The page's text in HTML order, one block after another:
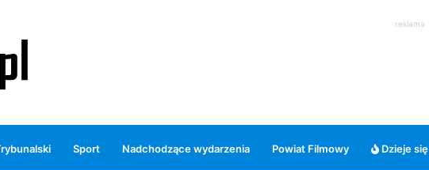
reklama
Sport Nadchodzące wydarzenia Powiat Filmowy Dzieje się